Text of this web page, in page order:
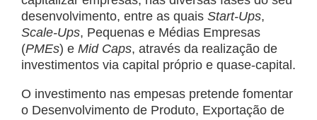
desenvolvimento, entre as quais Start-Ups,
Scale-Ups, Pequenas e Médias Empresas
(PMEs) e Mid Caps, através da realização de
investimentos via capital próprio e quase-capital.
O investimento nas empesas pretende fomentar
o Desenvolvimento de Produto, Exportação de